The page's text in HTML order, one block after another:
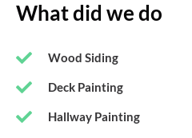
What did we do
Wood Siding
Deck Painting
Hallway Painting